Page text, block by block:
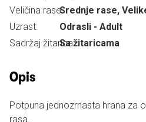
Veličina rase:Srednje rase,
Uzrast:
Odrasli - Adult
Sadržaj žitarica:Sa žitaricama
Opis
Potpuna jednozrnasta hrana za
rasa.